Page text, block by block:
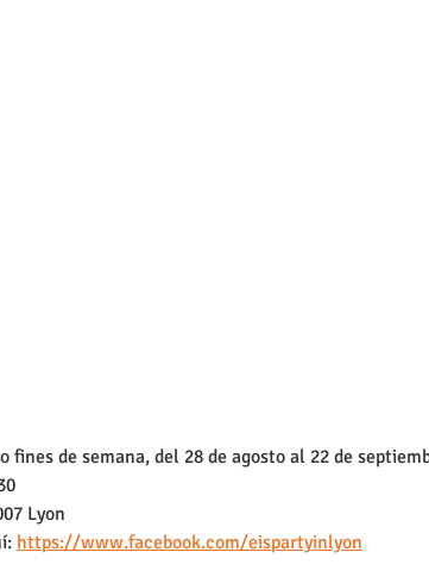
fines de semana, del 28 de agosto al 22 de
Lyon
https://www.facebook.com/eispartyinlyon